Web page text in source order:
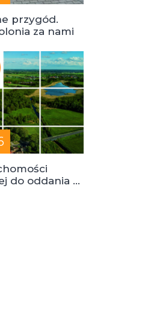
przygód.
za nami
do oddania w